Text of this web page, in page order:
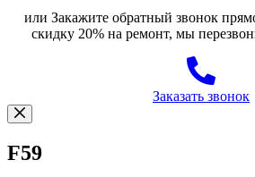
или Закажите обратный звонок
скидку 20% на ремонт, мы
Заказать звонок
F59